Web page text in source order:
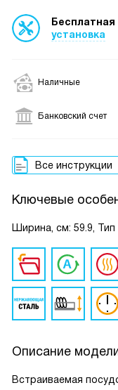
Бесплатная
установка
Наличные
Банковский счет
Все инструкции
Ключевые
Ширина, см: 59.9, Тип
Описание
Встраиваемая